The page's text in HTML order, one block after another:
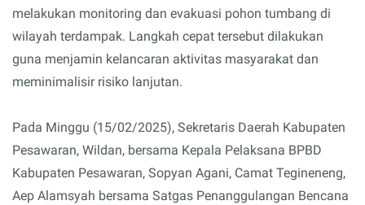
melakukan monitoring dan evakuasi pohon tumbang di
wilayah terdampak. Langkah cepat tersebut dilakukan
guna menjamin kelancaran aktivitas masyarakat dan
meminimalisir risiko lanjutan.
Pada Minggu (15/02/2025), Sekretaris Daerah Kabupaten
Pesawaran, Wildan, bersama Kepala Pelaksana BPBD
Kabupaten Pesawaran, Sopyan Agani, Camat Tegineneng,
Aep Alamsyah bersama Satgas Penanggulangan Bencana